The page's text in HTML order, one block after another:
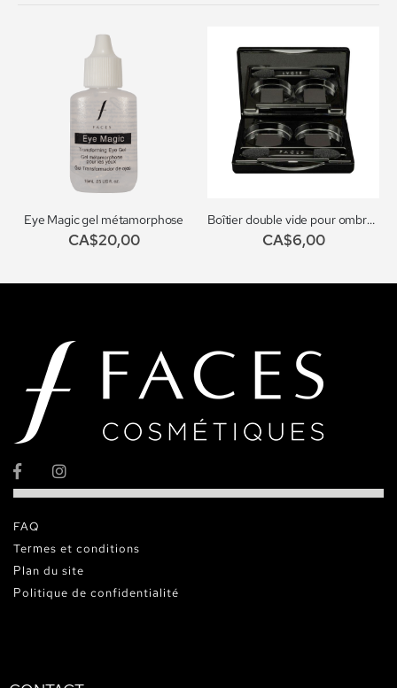
Eye Magic gel métamorphose
CA$20,00
Boîtier double vide pour ombre à paupières
CA$6,00
FAQ
Termes et conditions
Plan du site
Politique de confidentialité